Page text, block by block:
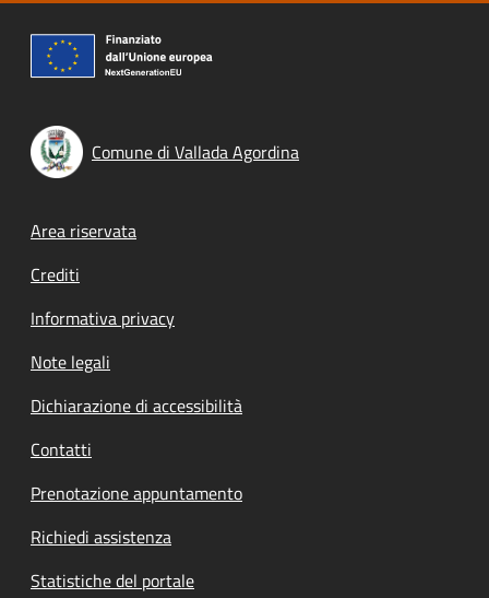
Comune di Vallada Agordina
Footer menu
Area riservata
Crediti
Informativa privacy
Note legali
Dichiarazione di accessibilità
Contatti
Prenotazione appuntamento
Richiedi assistenza
Statistiche del portale